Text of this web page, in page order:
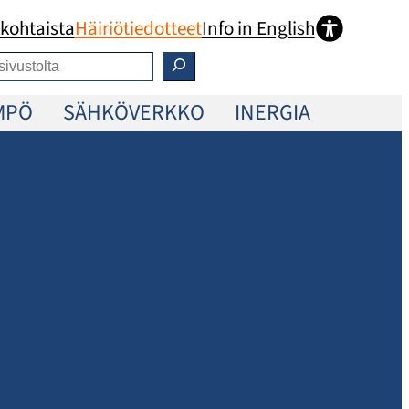
HäiriötiedotteetInfo in English
SÄHKÖVERKKO INERGIA